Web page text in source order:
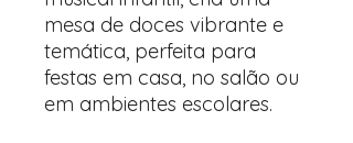
mesa de doces vibrante e
temática, perfeita para
festas em casa, no salão ou
em ambientes escolares.